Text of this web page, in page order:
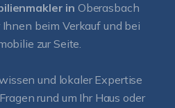
in Oberasbach
beim Verkauf und bei
zur Seite.
und lokaler Expertise
rund um Ihr Haus oder